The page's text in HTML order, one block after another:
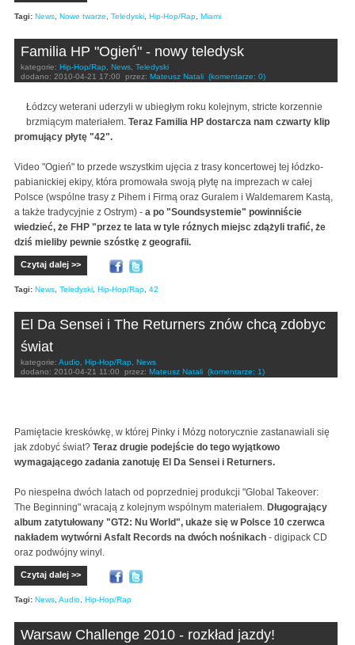
Tagi: News, Nowe twarze, Teledyski, Hip-Hop/Rap, Miami
Familia HP "Ogień" - nowy teledysk
kategorie: Hip-Hop/Rap, News, Teledyski
dodano: 2010-04-21 17:00 przez: Mateusz Natali (komentarze: 0)
Łódzcy weterani uderzyli w ubiegłym roku kolejnym, stricte korzennie
brzmiącym materiałem. Teraz Familia HP dostarcza nam czwarty klip
promujący płytę "42".
Video "Ogień" to przede wszystkim ujęcia z trasy koncertowej tej łódzko-
pabianickiej ekipy, która promowała swoją płytę na imprezach w całej
Polsce (wspólne trasy z Pihem i Firmą oraz Guralem i Waldemarem Kastą,
a także tradycyjnie z Ostrym) - a po "Soundsystemie" powinniście
wiedzieć, że FHP "przez te lata w tyle różnych miejsc zdążyli trafić, że
dziś mieliby pewnie szóstkę z geografii.
Czytaj dalej >>
Tagi: News, Teledyski, Hip-Hop/Rap, 42
El Da Sensei i The Returners znów chcą zdobyc
świat
kategorie: Audio, Hip-Hop/Rap, News
dodano: 2010-04-21 11:00 przez: Mateusz Natali (komentarze: 1)
Pamiętacie kreskówkę, w której Pinky i Mózg notorycznie zastanawiali się
jak zdobyć świat? Teraz drugie podejście do tego wyjątkowo
wymagającego zadania zanotuję El Da Sensei i Returners.
Po niespełna dwóch latach od poprzedniej produkcji "Global Takeover:
The Beginning" wracają z kolejnym wspólnym materiałem. Długogrający
album zatytułowany "GT2: Nu World", ukaże się w Polsce 10 czerwca
nakładem wytwórni Asfalt Records na dwóch nośnikach - digipack CD
oraz podwójny winyl.
Czytaj dalej >>
Tagi: News, Audio, Hip-Hop/Rap
Warsaw Challenge 2010 - rozkład jazdy!